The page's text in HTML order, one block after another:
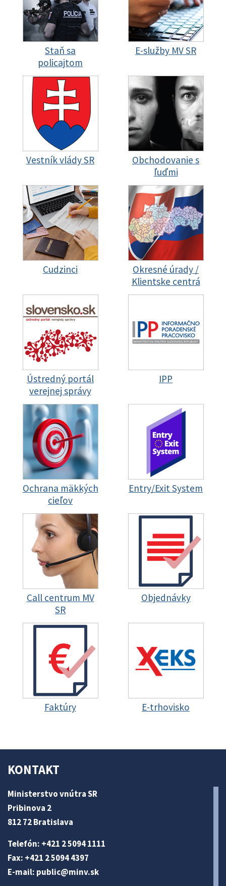
Staň sa
policajtom
E-služby MV SR
Vestník vlády SR
Obchodovanie s
ľuďmi
Cudzinci
Okresné úrady /
Klientske centrá
Ústredný portál
verejnej správy
IPP
Ochrana mäkkých
cieľov
Entry/Exit System
Call centrum MV
SR
Objednávky
Faktúry E-trhovisko
KONTAKT
Ministerstvo vnútra SR
Pribinova 2
812 72 Bratislava
Telefón: +421 2 5094 1111
Fax: +421 2 5094 4397
E-mail: public@minv.sk